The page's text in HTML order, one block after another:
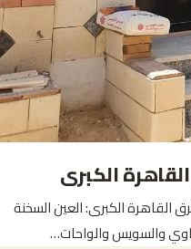
الكبرى
القاهرة الكبرى: العين السخنة
والسويس والواحات…